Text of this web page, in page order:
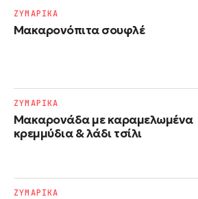
Μακαρονόπιτα σουφλέ
ΖΥΜΑΡΙΚΑ
Μακαρονάδα με καραμελωμένα
κρεμμύδια & λάδι τσίλι
ΖΥΜΑΡΙΚΑ
ΖΥΜΑΡΙΚΑ